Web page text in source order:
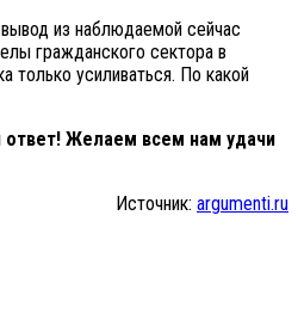
из наблюдаемой сейчас
гражданского сектора в
только усиливаться. По какой
ответ! Желаем всем нам удачи
Источник: argumenti.ru